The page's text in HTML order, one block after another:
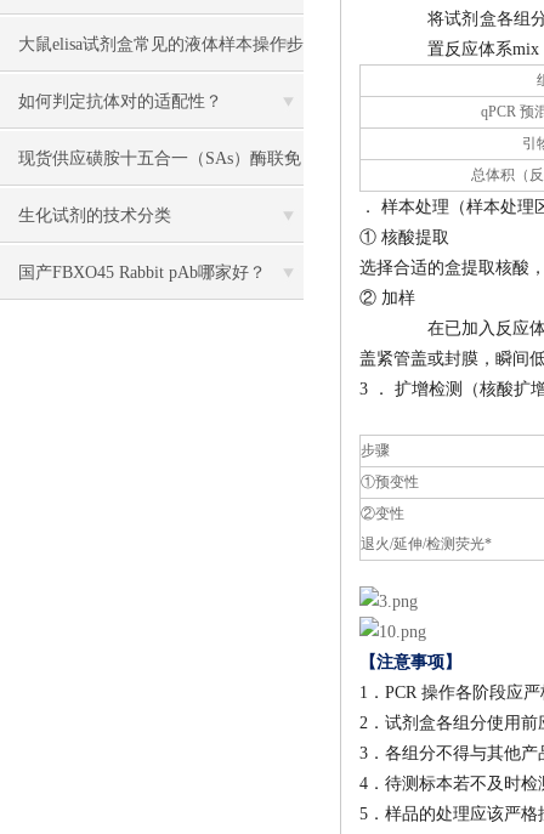
注意事项总结
大鼠elisa试剂盒常见的液体样本操作步
骤
如何判定抗体对的适配性？
现货供应磺胺十五合一（SAs）酶联免
疫分析（ELISA） 试剂盒使用说明书
生化试剂的技术分类
国产FBXO45 Rabbit pAb哪家好？
将试剂盒各组
置反应体系mix
qPCR 预
引
总体积（
． 样本处理（样本处理
① 核酸提取
选择合适的盒提取核酸
② 加样
在已加入反应
盖紧管盖或封膜，瞬间
3 ． 扩增检测（核酸扩
步骤
①预变性
②变性
退火/延伸/检测荧光*
【注意事项】
1．PCR 操作各阶段应
2．试剂盒各组分使用
3．各组分不得与其他
4．待测标本若不及时
5．样品的处理应该严